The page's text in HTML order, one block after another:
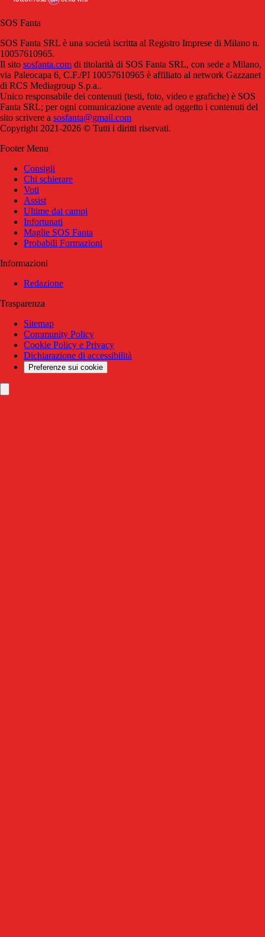
SOS Fanta
SOS Fanta SRL è una società iscritta al Registro Imprese di Milano n.
10057610965.
Il sito sosfanta.com di titolarità di SOS Fanta SRL, con sede a Milano,
via Paleocapa 6, C.F./PI 10057610965 è affiliato al network Gazzanet
di RCS Mediagroup S.p.a..
Unico responsabile dei contenuti (testi, foto, video e grafiche) è SOS
Fanta SRL; per ogni comunicazione avente ad oggetto i contenuti del
sito scrivere a sosfanta@gmail.com
Copyright 2021-2026 © Tutti i diritti riservati.
Footer Menu
Consigli
Chi schierare
Voti
Assist
Ultime dai campi
Infortunati
Maglie SOS Fanta
Probabili Formazioni
Informazioni
Redazione
Trasparenza
Sitemap
Community Policy
Cookie Policy e Privacy
Dichiarazione di accessibilità
Preferenze sui cookie